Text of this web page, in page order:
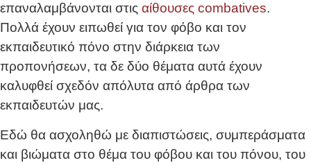
επαναλαμβάνονται στις αίθουσες combatives.
Πολλά έχουν ειπωθεί για τον φόβο και τον
εκπαιδευτικό πόνο στην διάρκεια των
προπονήσεων, τα δε δύο θέματα αυτά έχουν
καλυφθεί σχεδόν απόλυτα από άρθρα των
εκπαιδευτών μας.
Εδώ θα ασχοληθώ με διαπιστώσεις, συμπεράσματα
και βιώματα στο θέμα του φόβου και του πόνου, του